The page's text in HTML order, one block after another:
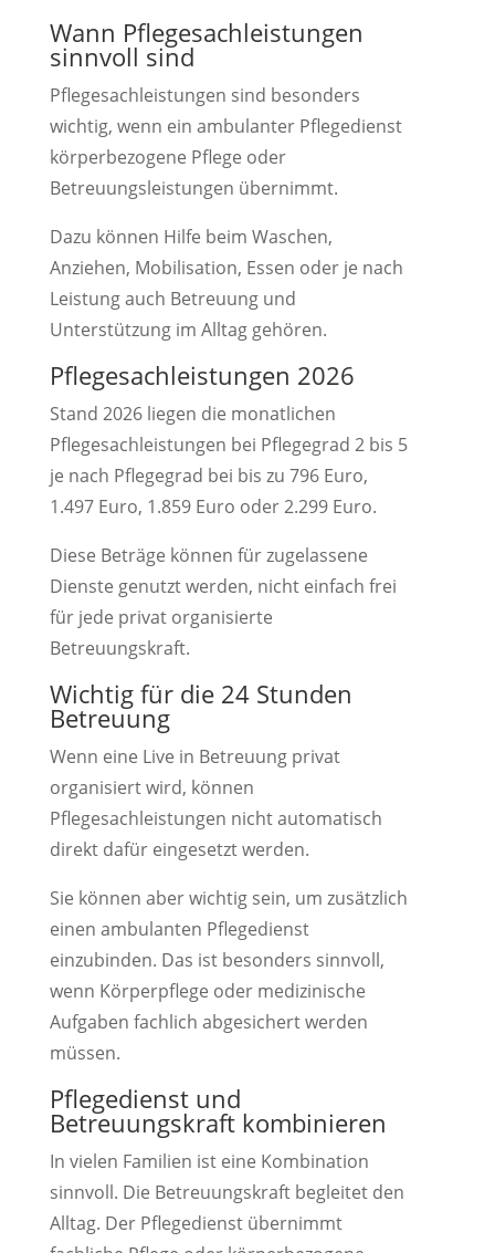
Wann Pflegesachleistungen
sinnvoll sind
Pflegesachleistungen sind besonders
wichtig, wenn ein ambulanter Pflegedienst
körperbezogene Pflege oder
Betreuungsleistungen übernimmt.
Dazu können Hilfe beim Waschen,
Anziehen, Mobilisation, Essen oder je nach
Leistung auch Betreuung und
Unterstützung im Alltag gehören.
Pflegesachleistungen 2026
Stand 2026 liegen die monatlichen
Pflegesachleistungen bei Pflegegrad 2 bis 5
je nach Pflegegrad bei bis zu 796 Euro,
1.497 Euro, 1.859 Euro oder 2.299 Euro.
Diese Beträge können für zugelassene
Dienste genutzt werden, nicht einfach frei
für jede privat organisierte
Betreuungskraft.
Wichtig für die 24 Stunden
Betreuung
Wenn eine Live in Betreuung privat
organisiert wird, können
Pflegesachleistungen nicht automatisch
direkt dafür eingesetzt werden.
Sie können aber wichtig sein, um zusätzlich
einen ambulanten Pflegedienst
einzubinden. Das ist besonders sinnvoll,
wenn Körperpflege oder medizinische
Aufgaben fachlich abgesichert werden
müssen.
Pflegedienst und
Betreuungskraft kombinieren
In vielen Familien ist eine Kombination
sinnvoll. Die Betreuungskraft begleitet den
Alltag. Der Pflegedienst übernimmt